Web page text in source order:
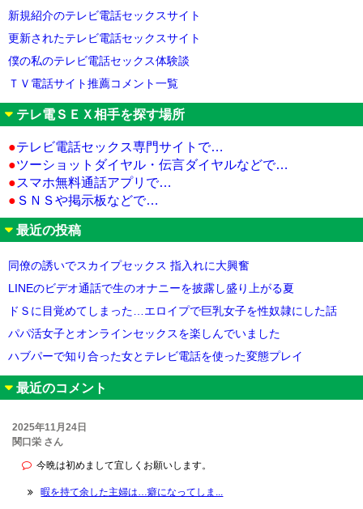
新規紹介のテレビ電話セックスサイト
更新されたテレビ電話セックスサイト
僕の私のテレビ電話セックス体験談
ＴＶ電話サイト推薦コメント一覧
テレ電ＳＥＸ相手を探す場所
●テレビ電話セックス専門サイトで…
●ツーショットダイヤル・伝言ダイヤルなどで…
●スマホ無料通話アプリで…
● ＳＮＳや掲示板などで…
最近の投稿
同僚の誘いでスカイプセックス 指入れに大興奮
LINEのビデオ通話で生のオナニーを披露し盛り上がる夏
ドＳに目覚めてしまった…エロイプで巨乳女子を性奴隷にした話
パパ活女子とオンラインセックスを楽しんでいました
ハブパーで知り合った女とテレビ電話を使った変態プレイ
最近のコメント
2025年11月24日
関口栄 さん
今晩は初めまして宜しくお願いします。
暇を持て余した主婦は…癖になってしま...